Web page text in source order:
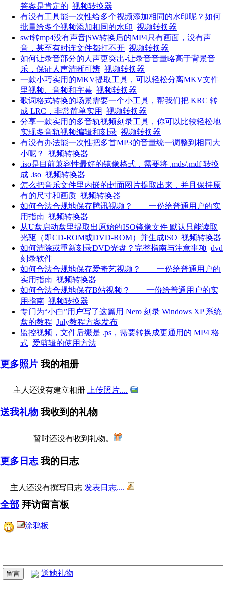
答案是肯定的 视频转换器
有没有工具能一次性给多个视频添加相同的水印呢？如何
批量给多个视频添加相同的水印 视频转换器
swf转mp4没有声音|SW转换后的MP4只有画面，没有声
音，甚至有时连文件都打不开 视频转换器
如何让录音部分的人声更突出-让录音音量略高于背景音
乐，保证人声清晰可辨 视频转换器
一款小巧实用的MKV提取工具，可以轻松分离MKV文件
里视频、音频和字幕 视频转换器
歌词格式转换的场景需要一个小工具，帮我们把 KRC 转
成 LRC，非常简单实用
视频转换器
分享一款实用的多音轨视频刻录工具，你可以比较轻松地
实现多音轨视频编辑和刻录 视频转换器
有没有办法能一次性把多首MP3的音量统一调整到相同大
小呢？
视频转换器
.iso是目前兼容性最好的镜像格式，需要将 .mds/.mdf 转换
成 .iso 视频转换器
怎么把音乐文件里内嵌的封面图片提取出来，并且保持原
有的尺寸和画质 视频转换器
如何合法合规地保存腾讯视频？——一份给普通用户的实
用指南 视频转换器
从U盘启动盘里提取出原始的ISO镜像文件 默认只能读取
光驱（即CD-ROM或DVD-ROM）并生成ISO 视频转换器
如何清除或重新刻录DVD光盘？完整指南与注意事项 dvd
刻录软件
如何合法合规地保存爱奇艺视频？——一份给普通用户的
实用指南 视频转换器
如何合法合规地保存B站视频？——一份给普通用户的实
用指南 视频转换器
专门为“小白”用户写了这篇用 Nero 刻录 Windows XP 系统
盘的教程 July教程方案发布
监控视频，文件后缀是 .ps，需要转换成更通用的 MP4 格
式 爱剪辑的使用方法
更多照片 我的相册
主人还没有建立相册 上传照片....
送我礼物 我收到的礼物
暂时还没有收到礼物。
更多日志 我的日志
主人还没有撰写日志 发表日志....
全部 拜访留言板
涂鸦板
送她礼物